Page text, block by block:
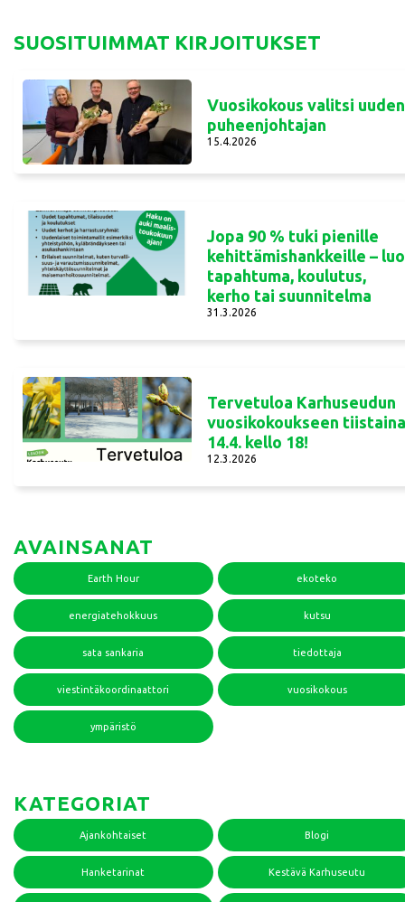
SUOSITUIMMAT KIRJOITUKSET
Vuosikokous valitsi uuden
puheenjohtajan
15.4.2026
Jopa 90 % tuki pienille
kehittämishankkeille – luo
tapahtuma, koulutus,
kerho tai suunnitelma
31.3.2026
Tervetuloa Karhuseudun
vuosikokoukseen
14.4. kello 18!
12.3.2026
AVAINSANAT
Earth Hour ekoteko
energiatehokkuus kutsu
sata sankaria tiedottaja
viestintäkoordinaattori vuosikokous
ympäristö
KATEGORIAT
Ajankohtaiset Blogi
Hanketarinat Kestävä Karhuseutu